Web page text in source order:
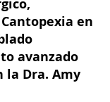
en
avanzado
la Dra. Amy